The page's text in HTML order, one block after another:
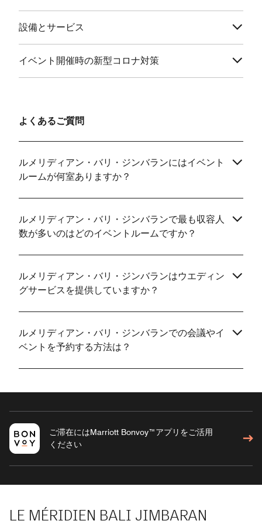
設備とサービス
イベント開催時の新型コロナ対策
よくあるご質問
ルメリディアン・バリ・ジンバランにはイベント
ルームが何室ありますか？
ルメリディアン・バリ・ジンバランで最も収容人
数が多いのはどのイベントルームですか？
ルメリディアン・バリ・ジンバランはウエディン
グサービスを提供していますか？
ルメリディアン・バリ・ジンバランでの会議やイ
ベントを予約する方法は？
ご滞在にはMarriott Bonvoy™アプリをご活用
ください
LE MÉRIDIEN BALI JIMBARAN